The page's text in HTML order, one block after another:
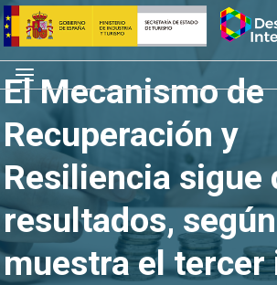
Saltar
al
contenido
Inicio
Menú
El Mecanismo de
Recuperación y
Resiliencia sigue
resultados, según
muestra el